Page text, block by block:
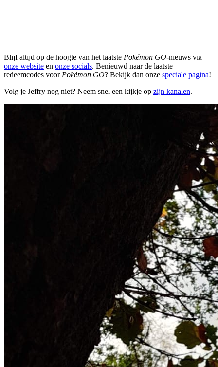
Blijf altijd op de hoogte van het laatste Pokémon GO-nieuws via
onze website en onze socials. Benieuwd naar de laatste
redeemcodes voor Pokémon GO? Bekijk dan onze speciale pagina!
Volg je Jeffry nog niet? Neem snel een kijkje op zijn kanalen.